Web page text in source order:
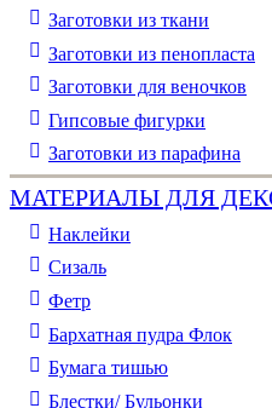
Заготовки из ткани
Заготовки из пенопласта
Заготовки для веночков
Гипсовые фигурки
Заготовки из парафина
МАТЕРИАЛЫ ДЛЯ
Наклейки
Сизаль
Фетр
Бархатная пудра Флок
Бумага тишью
Блестки/ Бульонки